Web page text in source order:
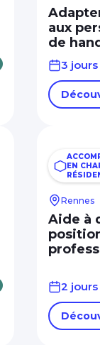
aux
de
3 jours
EN
Rennes
Aide à
2 jours